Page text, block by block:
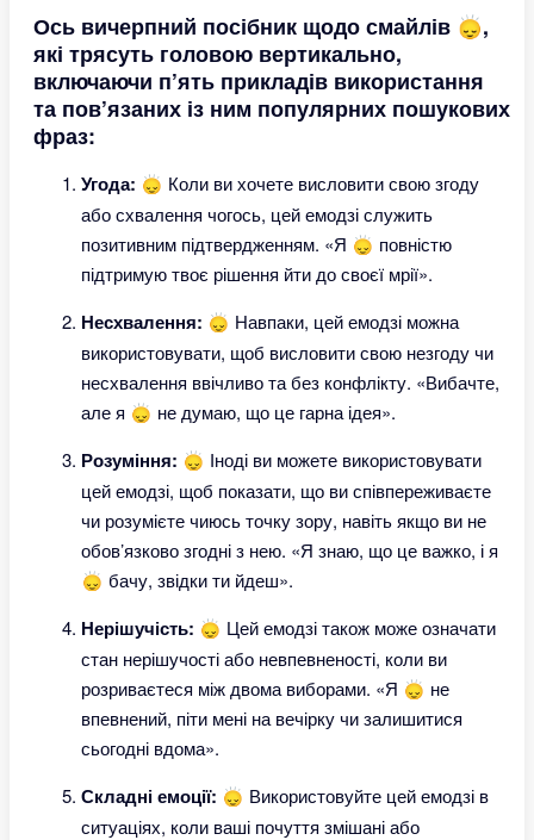
Ось вичерпний посібник щодо смайлів 🙂‍↕️,
які трясуть головою вертикально,
включаючи п’ять прикладів використання
та пов’язаних із ним популярних пошукових
фраз:
Угода: 🙂‍↕️ Коли ви хочете висловити свою згоду
або схвалення чогось, цей емодзі служить
позитивним підтвердженням. «Я 🙂‍↕️ повністю
підтримую твоє рішення йти до своєї мрії».
Несхвалення: 🙂‍↕️ Навпаки, цей емодзі можна
використовувати, щоб висловити свою незгоду чи
несхвалення ввічливо та без конфлікту. «Вибачте,
але я 🙂‍↕️ не думаю, що це гарна ідея».
Розуміння: 🙂‍↕️ Іноді ви можете використовувати
цей емодзі, щоб показати, що ви співпереживаєте
чи розумієте чиюсь точку зору, навіть якщо ви не
обов’язково згодні з нею. «Я знаю, що це важко, і я
🙂‍↕️ бачу, звідки ти йдеш».
Нерішучість: 🙂‍↕️ Цей емодзі також може означати
стан нерішучості або невпевненості, коли ви
розриваєтеся між двома виборами. «Я 🙂‍↕️ не
впевнений, піти мені на вечірку чи залишитися
сьогодні вдома».
Складні емоції: 🙂‍↕️ Використовуйте цей емодзі в
ситуаціях, коли ваші почуття змішані або